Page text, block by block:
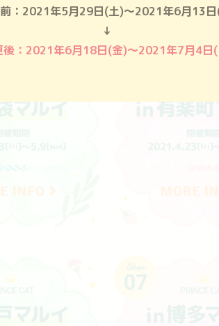
：2021年5月29日(土)～2021年6月13
↓
後：2021年6月18日(金)～2021年7月4日